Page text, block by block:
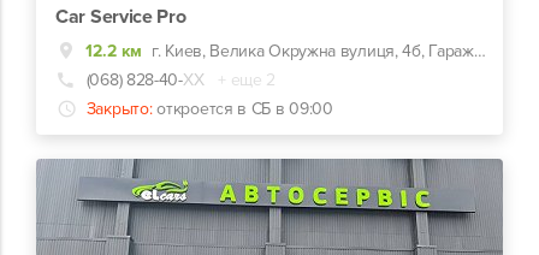
Car Service Pro
12.2 км
г. Киев, Велика Окружна вулиця, 4б, Гаражный кооператив Березка-2
(068) 828-40-ХХ
+ еще 2
Закрыто: откроется в СБ в 09:00